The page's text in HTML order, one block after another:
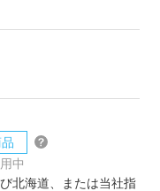
中
北海道、または当社指